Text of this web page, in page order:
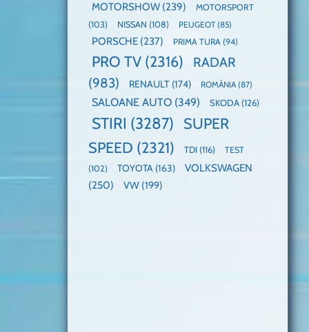
MOTORSHOW (239)
MOTORSPORT
(103)
NISSAN (108) PEUGEOT(85)
PORSCHE (237) PRIMA TURA (94)
PRO TV (2316)
RADAR
(983)
RENAULT (174) ROMÂNIA(87)
SALOANE AUTO (349) SKODA (126)
STIRI (3287)
SUPER
SPEED (2321) TDI (116)
TEST
(102)
TOYOTA (163)
VOLKSWAGEN
(250)
VW (199)